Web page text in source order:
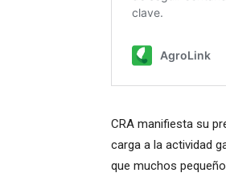
CRA manifiesta su
carga a la actividad
que muchos